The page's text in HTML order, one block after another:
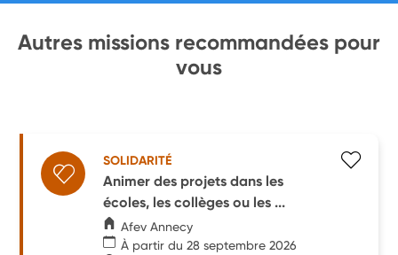
Autres missions recommandées pour
vous
SOLIDARITÉ
Animer des projets dans les
écoles, les collèges ou les ...
Afev Annecy
À partir du 28 septembre 2026